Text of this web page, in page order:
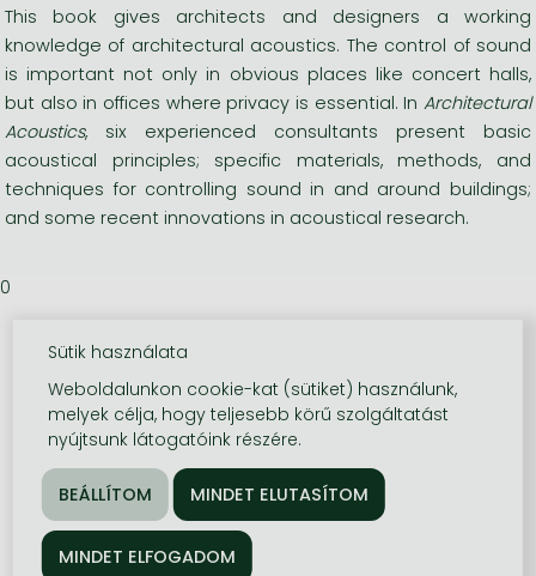
This book gives architects and designers a working
knowledge of architectural acoustics. The control of sound
is important not only in obvious places like concert halls,
but also in offices where privacy is essential. In Architectural
Acoustics, six experienced consultants present basic
acoustical principles; specific materials, methods, and
techniques for controlling sound in and around buildings;
and some recent innovations in acoustical research.
0
Sütik használata
Weboldalunkon cookie-kat (sütiket) használunk,
melyek célja, hogy teljesebb körű szolgáltatást
nyújtsunk látogatóink részére.